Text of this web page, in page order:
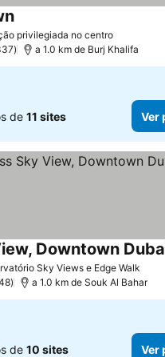
privilegiada no centro
a 1.0 km de Burj Khalifa
de 11 sites Ver
Sky Views e Edge Walk
Downtown
a 1.0 km de Souk Al Bahar
de 10 sites Ver